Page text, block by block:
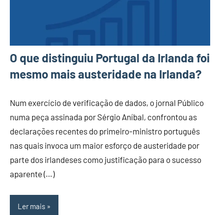
O que distinguiu Portugal da Irlanda foi
mesmo mais austeridade na Irlanda?
Num exercício de verificação de dados, o jornal Público
numa peça assinada por Sérgio Aníbal, confrontou as
declarações recentes do primeiro-ministro português
nas quais invoca um maior esforço de austeridade por
parte dos irlandeses como justificação para o sucesso
aparente (…)
Ler mais